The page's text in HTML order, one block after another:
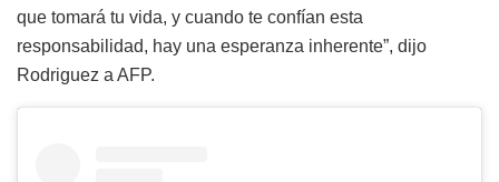
que tomará tu vida, y cuando te confían esta
responsabilidad, hay una esperanza inherente”, dijo
Rodriguez a AFP.